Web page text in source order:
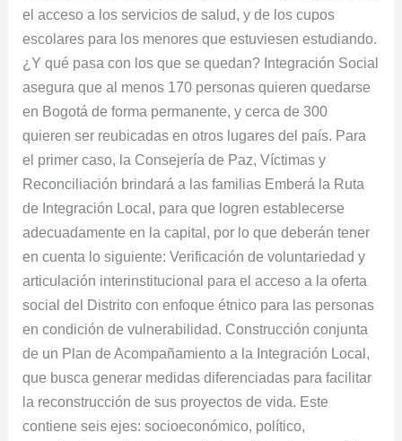
el acceso a los servicios de salud, y de los cupos
escolares para los menores que estuviesen estudiando.
¿Y qué pasa con los que se quedan? Integración Social
asegura que al menos 170 personas quieren quedarse
en Bogotá de forma permanente, y cerca de 300
quieren ser reubicadas en otros lugares del país. Para
el primer caso, la Consejería de Paz, Víctimas y
Reconciliación brindará a las familias Emberá la Ruta
de Integración Local, para que logren establecerse
adecuadamente en la capital, por lo que deberán tener
en cuenta lo siguiente: Verificación de voluntariedad y
articulación interinstitucional para el acceso a la oferta
social del Distrito con enfoque étnico para las personas
en condición de vulnerabilidad. Construcción conjunta
de un Plan de Acompañamiento a la Integración Local,
que busca generar medidas diferenciadas para facilitar
la reconstrucción de sus proyectos de vida. Este
contiene seis ejes: socioeconómico, político,